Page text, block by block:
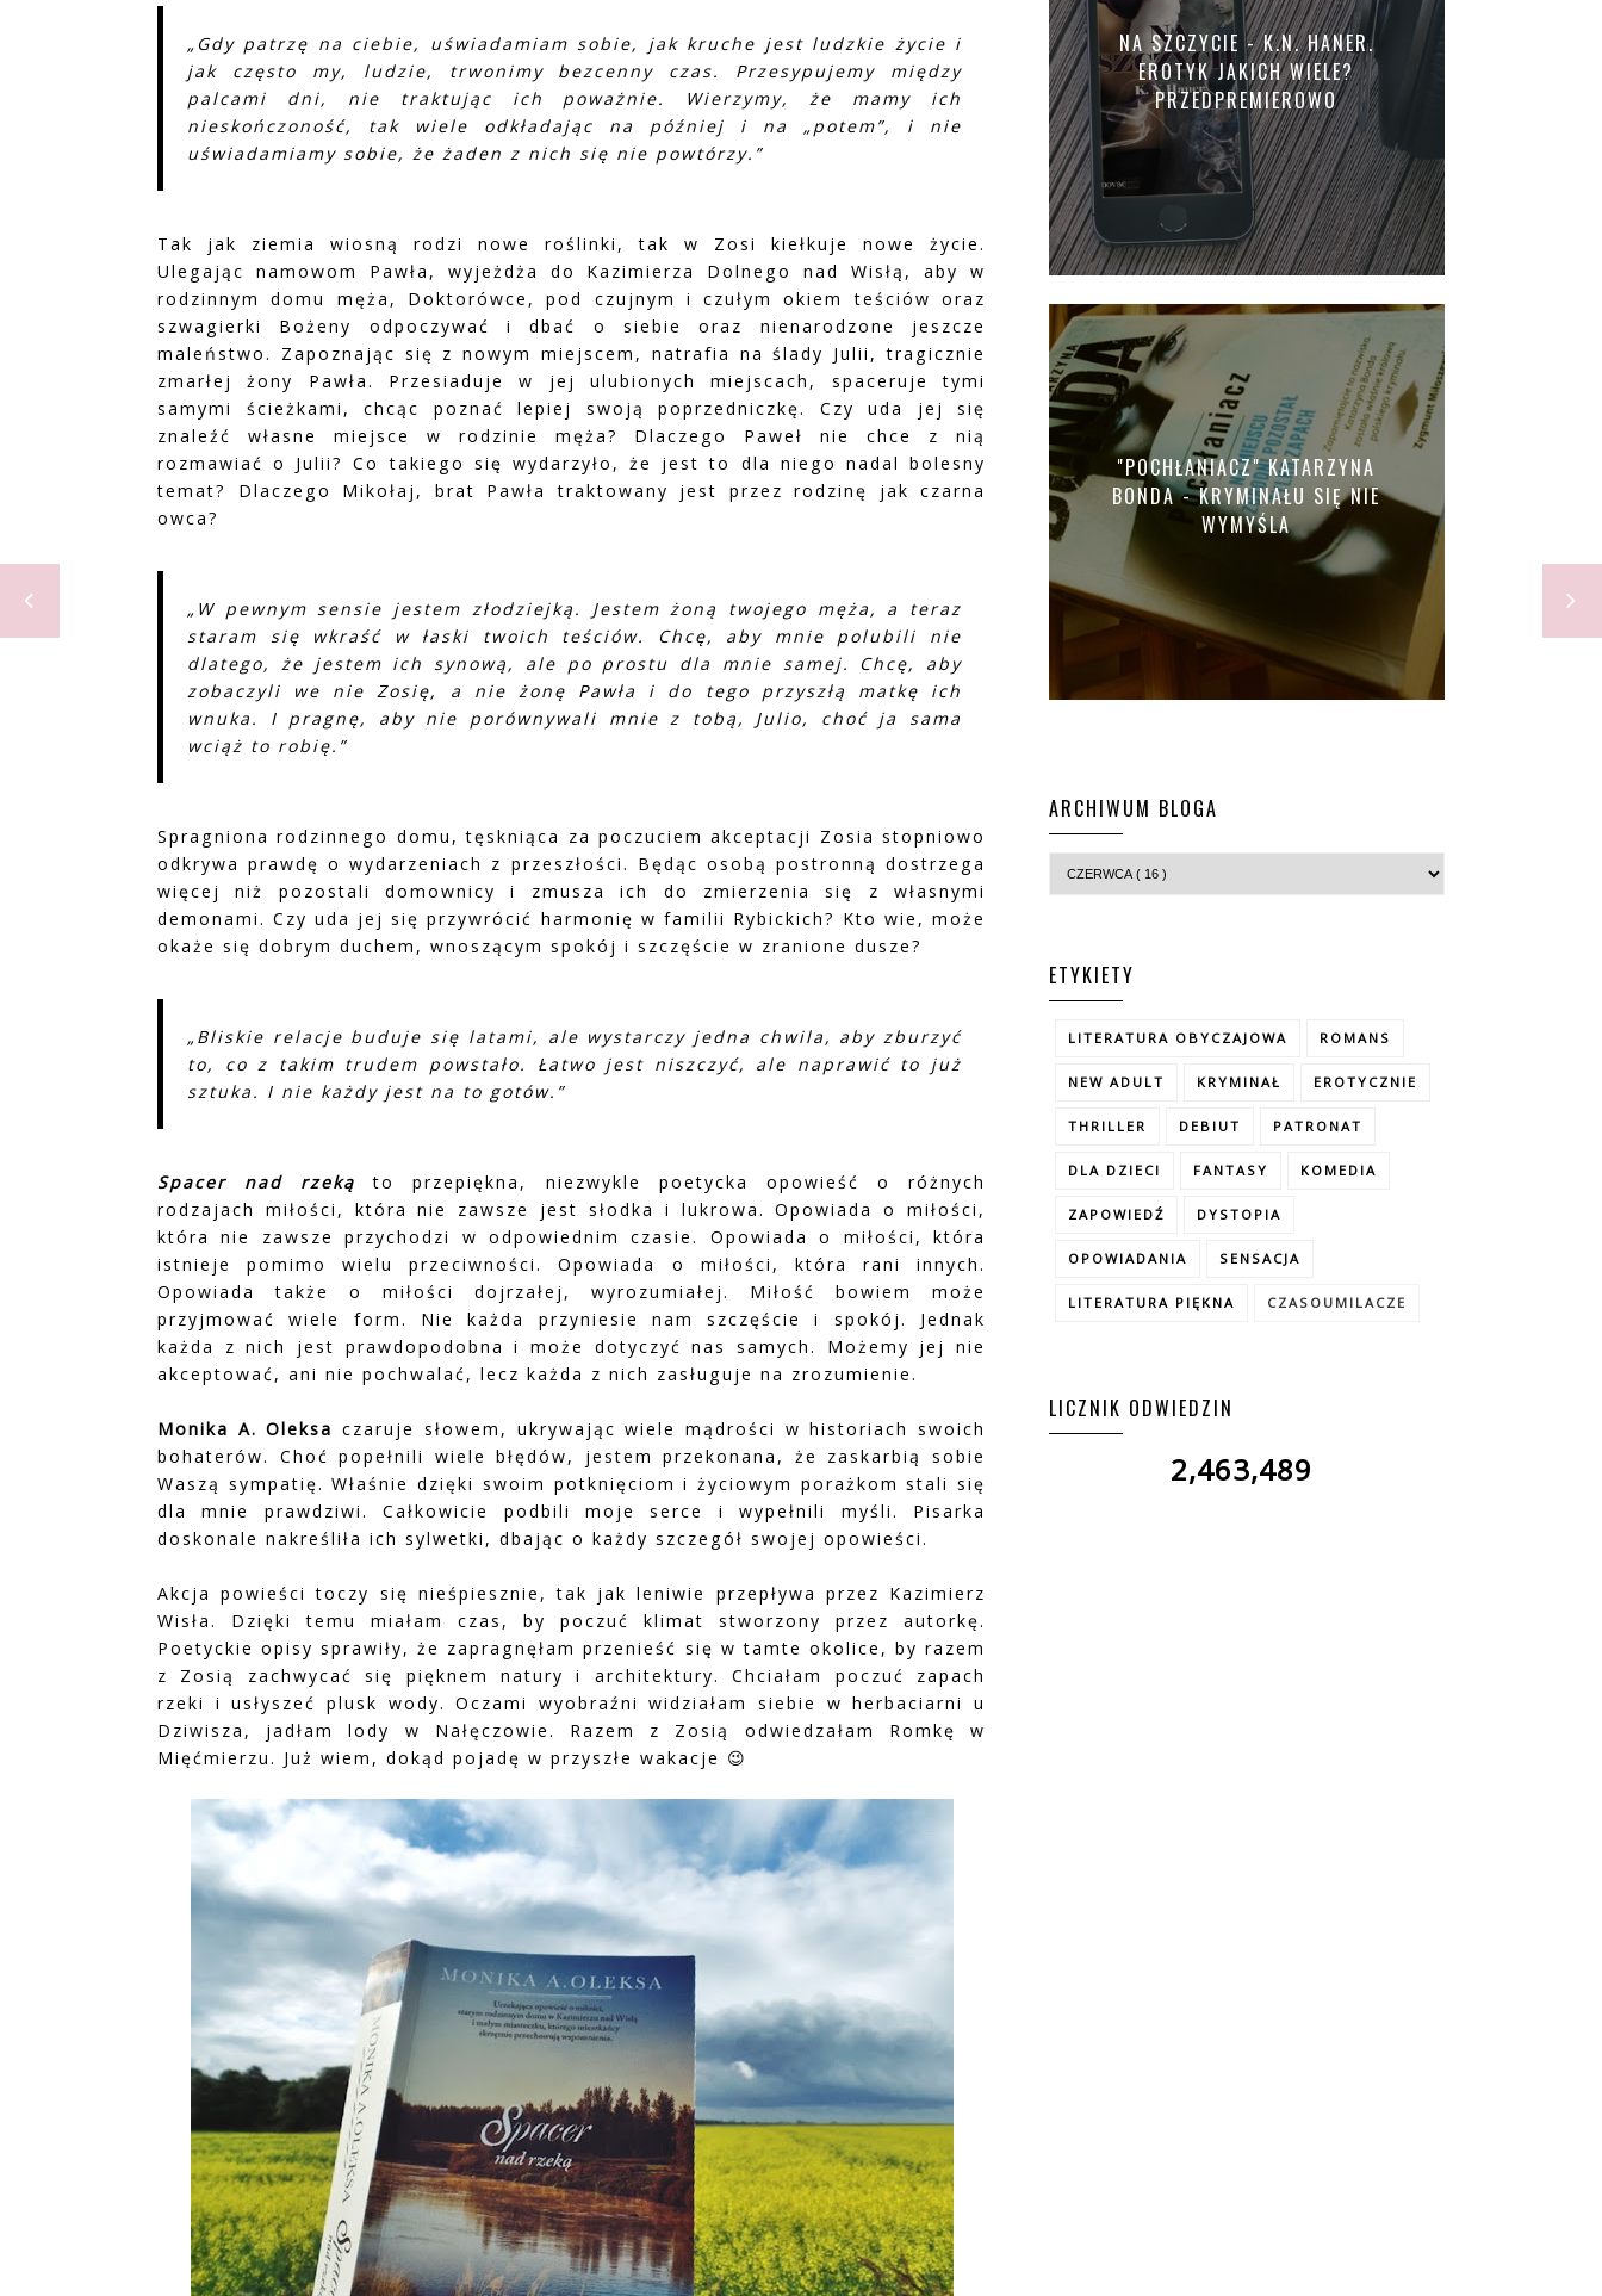
„Gdy patrzę na ciebie, uświadamiam sobie, jak kruche jest ludzkie życie i
jak często my, ludzie, trwonimy bezcenny czas. Przesypujemy między
palcami dni, nie traktując ich poważnie. Wierzymy, że mamy ich
nieskończoność, tak wiele odkładając na później i na „potem”, i nie
uświadamiamy sobie, że żaden z nich się nie powtórzy.”
Tak jak ziemia wiosną rodzi nowe roślinki, tak w Zosi kiełkuje nowe życie.
Ulegając namowom Pawła, wyjeżdża do Kazimierza Dolnego nad Wisłą, aby w
rodzinnym domu męża, Doktorówce, pod czujnym i czułym okiem teściów oraz
szwagierki Bożeny odpoczywać i dbać o siebie oraz nienarodzone jeszcze
maleństwo. Zapoznając się z nowym miejscem, natrafia na ślady Julii, tragicznie
zmarłej żony Pawła. Przesiaduje w jej ulubionych miejscach, spaceruje tymi
samymi ścieżkami, chcąc poznać lepiej swoją poprzedniczkę. Czy uda jej się
znaleźć własne miejsce w rodzinie męża? Dlaczego Paweł nie chce z nią
rozmawiać o Julii? Co takiego się wydarzyło, że jest to dla niego nadal bolesny
temat? Dlaczego Mikołaj, brat Pawła traktowany jest przez rodzinę jak czarna
owca?
„W pewnym sensie jestem złodziejką. Jestem żoną twojego męża, a teraz
staram się wkraść w łaski twoich teściów. Chcę, aby mnie polubili nie
dlatego, że jestem ich synową, ale po prostu dla mnie samej. Chcę, aby
zobaczyli we nie Zosię, a nie żonę Pawła i do tego przyszłą matkę ich
wnuka. I pragnę, aby nie porównywali mnie z tobą, Julio, choć ja sama
wciąż to robię.”
Spragniona rodzinnego domu, tęskniąca za poczuciem akceptacji Zosia stopniowo
odkrywa prawdę o wydarzeniach z przeszłości. Będąc osobą postronną dostrzega
więcej niż pozostali domownicy i zmusza ich do zmierzenia się z własnymi
demonami. Czy uda jej się przywrócić harmonię w familii Rybickich? Kto wie, może
okaże się dobrym duchem, wnoszącym spokój i szczęście w zranione dusze?
„Bliskie relacje buduje się latami, ale wystarczy jedna chwila, aby zburzyć
to, co z takim trudem powstało. Łatwo jest niszczyć, ale naprawić to już
sztuka. I nie każdy jest na to gotów.”
Spacer nad rzeką to przepiękna, niezwykle poetycka opowieść o różnych
rodzajach miłości, która nie zawsze jest słodka i lukrowa. Opowiada o miłości,
która nie zawsze przychodzi w odpowiednim czasie. Opowiada o miłości, która
istnieje pomimo wielu przeciwności. Opowiada o miłości, która rani innych.
Opowiada także o miłości dojrzałej, wyrozumiałej. Miłość bowiem może
przyjmować wiele form. Nie każda przyniesie nam szczęście i spokój. Jednak
każda z nich jest prawdopodobna i może dotyczyć nas samych. Możemy jej nie
akceptować, ani nie pochwalać, lecz każda z nich zasługuje na zrozumienie.
Monika A. Oleksa czaruje słowem, ukrywając wiele mądrości w historiach swoich
bohaterów. Choć popełnili wiele błędów, jestem przekonana, że zaskarbią sobie
Waszą sympatię. Właśnie dzięki swoim potknięciom i życiowym porażkom stali się
dla mnie prawdziwi. Całkowicie podbili moje serce i wypełnili myśli. Pisarka
doskonale nakreśliła ich sylwetki, dbając o każdy szczegół swojej opowieści.
Akcja powieści toczy się nieśpiesznie, tak jak leniwie przepływa przez Kazimierz
Wisła. Dzięki temu miałam czas, by poczuć klimat stworzony przez autorkę.
Poetyckie opisy sprawiły, że zapragnęłam przenieść się w tamte okolice, by razem
z Zosią zachwycać się pięknem natury i architektury. Chciałam poczuć zapach
rzeki i usłyszeć plusk wody. Oczami wyobraźni widziałam siebie w herbaciarni u
Dziwisza, jadłam lody w Nałęczowie. Razem z Zosią odwiedzałam Romkę w
Mięćmierzu. Już wiem, dokąd pojadę w przyszłe wakacje 😉
NA SZCZYCIE - K.N. HANER.
EROTYK JAKICH WIELE?
PRZEDPREMIEROWO
"POCHŁANIACZ" KATARZYNA
BONDA - KRYMINAŁU SIĘ NIE
WYMYŚLA
ARCHIWUM BLOGA
ETYKIETY
LITERATURA OBYCZAJOWA ROMANS
NEW ADULT KRYMINAŁ EROTYCZNIE
THRILLER DEBIUT PATRONAT
DLA DZIECI FANTASY KOMEDIA
ZAPOWIEDŹ DYSTOPIA
OPOWIADANIA SENSACJA
LITERATURA PIĘKNA CZASOUMILACZE
LICZNIK ODWIEDZIN
2,463,489